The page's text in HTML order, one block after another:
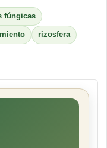
fúngicas
rizosfera